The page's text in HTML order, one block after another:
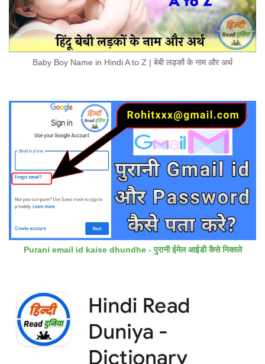
Baby Boy Name in Hindi A to Z | बेबी लड़कों के नाम और अर्थ
Purani email id kaise dhundhe - पुरानी ईमेल आईडी कैसे निकाले